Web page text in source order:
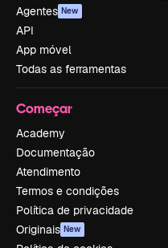
Agentes New
API
App móvel
Todas as ferramentas
Começar
Academy
Documentação
Atendimento
Termos e condições
Política de privacidade
Originais New